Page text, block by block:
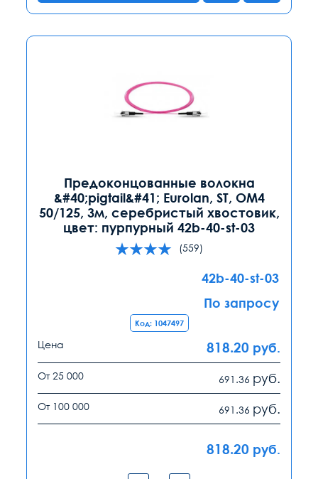
Предоконцованные волокна
&#40;pigtail&#41; Eurolan, ST, OM4
50/125, 3м, серебристый хвостовик,
цвет: пурпурный 42b-40-st-03
(559)
42b-40-st-03
По запросу
Код: 1047497
Цена 818.20 руб.
От 25 000 691.36 руб.
От 100 000 691.36 руб.
818.20 руб.